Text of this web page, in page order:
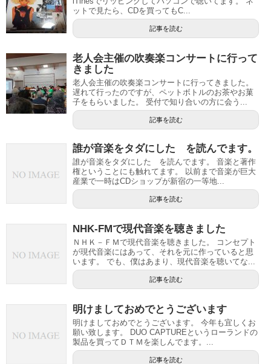
ットで見たら、CDを買ってもC...
記事を読む
老人会主催の吹奏楽コンサートに行って
きました
老人会主催の吹奏楽コンサートに行ってきました。
遅れて行ったのですが、ペットボトルのお茶やお菓
子をもらいました。 受付で知り合いの方に会う...
記事を読む
誰が音楽をタダにした を読んでます。
誰が音楽をタダにした を読んでます。 音楽と著作
権ということにも触れてます。 以前まで音楽が巨大
産業で一時はCDショップが新宿の一等地...
記事を読む
NHK-FMで現代音楽を聴きました
ＮＨＫ－ＦＭで現代音楽を聴きました。 コンセプト
が現代音楽にはあって、それを元に作っていると思
います。 でも、僕はあまり、現代音楽を聴いてな...
記事を読む
明けましておめでとうございます
明けましておめでとうございます。 今年も宜しくお
願い致します。 DUO CAPTUREというローランドの
製品を買ってＤＴＭを楽しんでます。...
記事を読む